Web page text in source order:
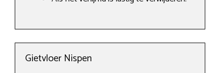
Gietvloer Nispen